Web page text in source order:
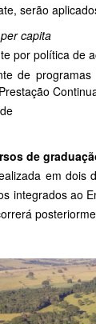
serão
per capita
por política de
de
de
em dois
integrados ao